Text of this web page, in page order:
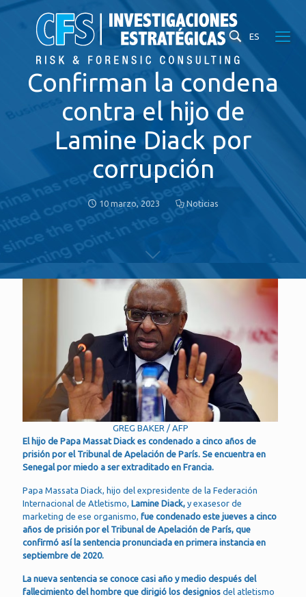
ES
Confirman la condena
contra el hijo de
Lamine Diack por
corrupción
10 marzo, 2023 Noticias
GREG BAKER / AFP
El hijo de Papa Massat Diack es condenado a cinco años de
prisión por el Tribunal de Apelación de París. Se encuentra en
Senegal por miedo a ser extraditado en Francia.
Papa Massata Diack, hijo del expresidente de la Federación
Internacional de Atletismo, Lamine Diack, y exasesor de
marketing de ese organismo, fue condenado este jueves a cinco
años de prisión por el Tribunal de Apelación de París, que
confirmó así la sentencia pronunciada en primera instancia en
septiembre de 2020.
La nueva sentencia se conoce casi año y medio después del
fallecimiento del hombre que dirigió los designios del atletismo